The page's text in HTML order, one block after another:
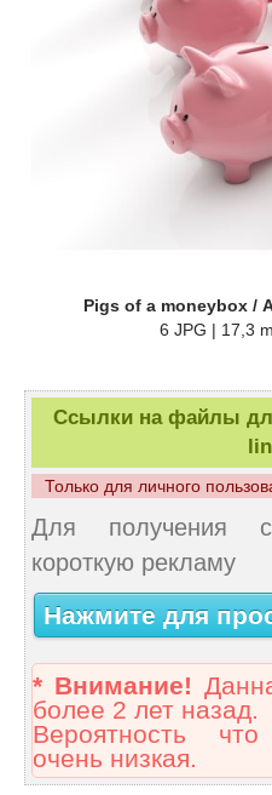
Pigs of a moneybox /
6 JPG | 17,3
Ссылки на файлы
Только для личного
Для получения
короткую рекламу
Нажмите для
* Внимание!
более 2 лет назад.
Вероятность
очень низкая.